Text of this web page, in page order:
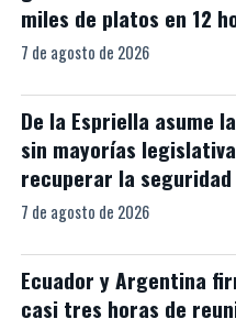
miles de platos en 12
7 de agosto de 2026
De la Espriella asume
sin mayorías
recuperar la
7 de agosto de 2026
Ecuador y Argentina
casi tres horas de